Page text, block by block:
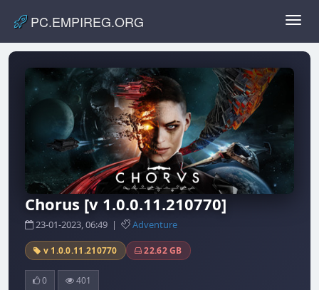
PC.EMPIREG.ORG
Chorus [v 1.0.0.11.210770]
23-01-2023, 06:49 | Adventure
v 1.0.0.11.210770 22.62 GB
0 401